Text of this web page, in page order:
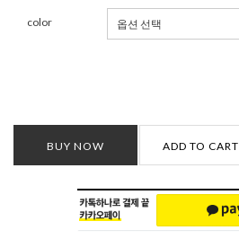
color
BUY NOW ADD TO CART